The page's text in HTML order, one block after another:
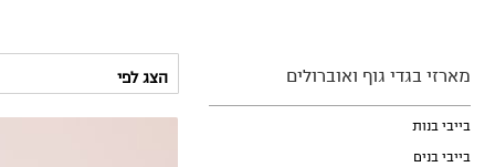
מארזי בגדי גוף ואוברולים
בייבי בנות
בייבי בנים